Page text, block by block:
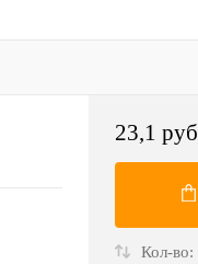
23,1
Кол-во: